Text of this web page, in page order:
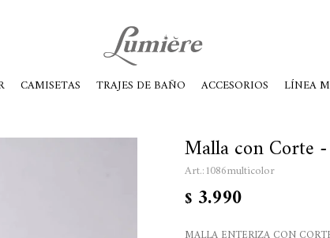
CAMISETAS TRAJES DE BAÑO ACCESORIOS LÍNEA
Malla con Corte
1086multicolor
$ 3.990